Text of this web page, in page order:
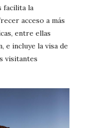
facilita la
acceso a más
entre ellas
e incluye la visa de
visitantes